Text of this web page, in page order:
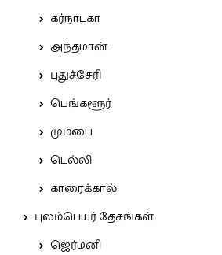
கர்நாடகா
அந்தமான்
புதுச்சேரி
பெங்களூர்
மும்பை
டெல்லி
காரைக்கால்
புலம்பெயர் தேசங்கள்
ஜெர்மனி